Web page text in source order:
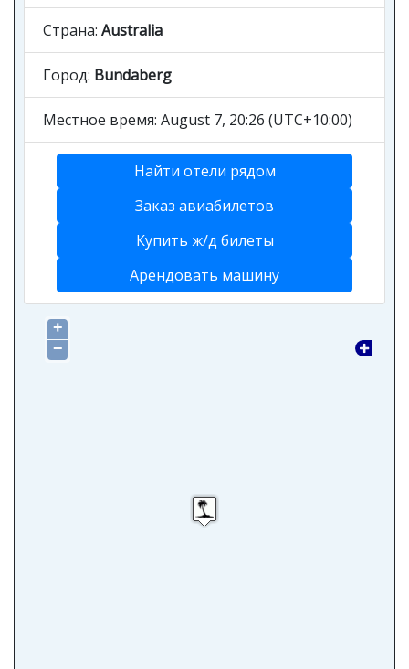
Страна: Australia
Город: Bundaberg
Местное время: August 7, 20:26 (UTC+10:00)
Найти отели рядом
Заказ авиабилетов
Купить ж/д билеты
Арендовать машину
+
−